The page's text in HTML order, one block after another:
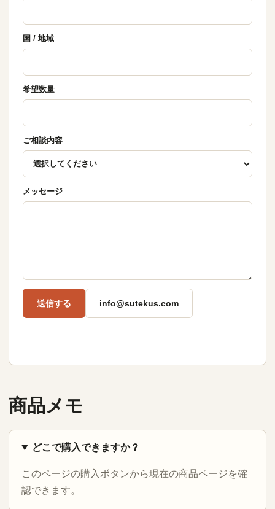
国 / 地域
希望数量
ご相談内容
メッセージ
送信する info@sutekus.com
商品メモ
どこで購入できますか？
このページの購入ボタンから現在の商品ページを確
認できます。